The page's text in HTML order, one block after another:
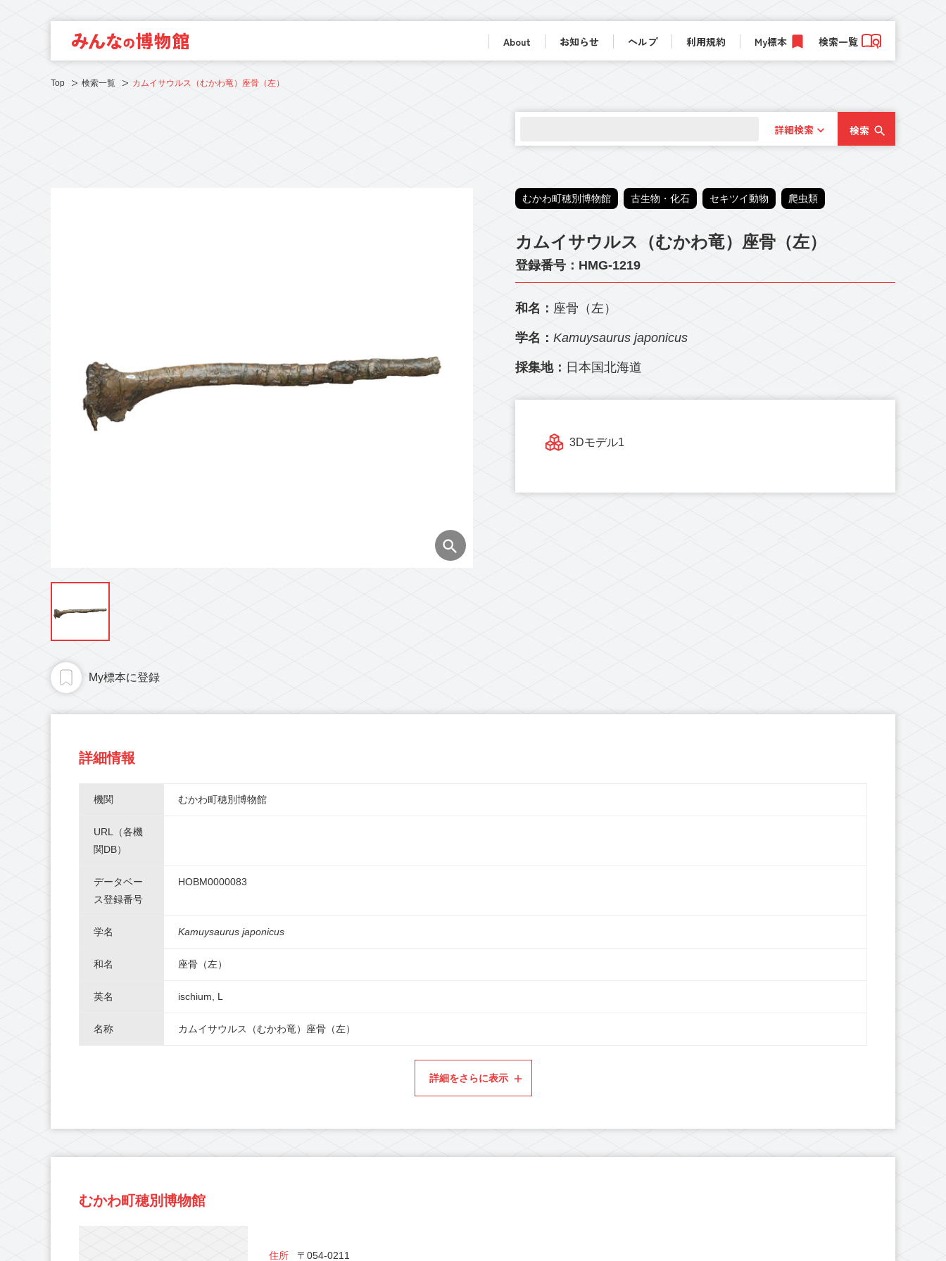
About お知らせ ヘルプ 利用規約 My標本 検索一覧
Top 検索一覧 カムイサウルス（むかわ竜）座骨（左）
詳細検索 検索
My標本に登録
むかわ町穂別博物館 古生物・化石 セキツイ動物 爬虫類
カムイサウルス（むかわ竜）座骨（左）
登録番号：HMG-1219
和名： 座骨（左）
学名： Kamuysaurus japonicus
採集地： 日本国北海道
3Dモデル1
詳細情報
機関 むかわ町穂別博物館
URL（各機
関DB）
データベー
ス登録番号
HOBM0000083
学名 Kamuysaurus japonicus
和名 座骨（左）
英名 ischium, L
名称 カムイサウルス（むかわ竜）座骨（左）
詳細をさらに表示
むかわ町穂別博物館
住所 〒054-0211